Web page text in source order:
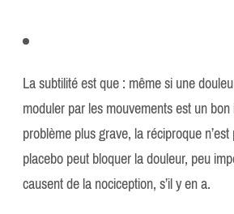
La subtilité est que : même si une
moduler par les mouvements est un
problème plus grave, la réciproque
placebo peut bloquer la douleur, peu
causent de la nociception, s’il y en a.